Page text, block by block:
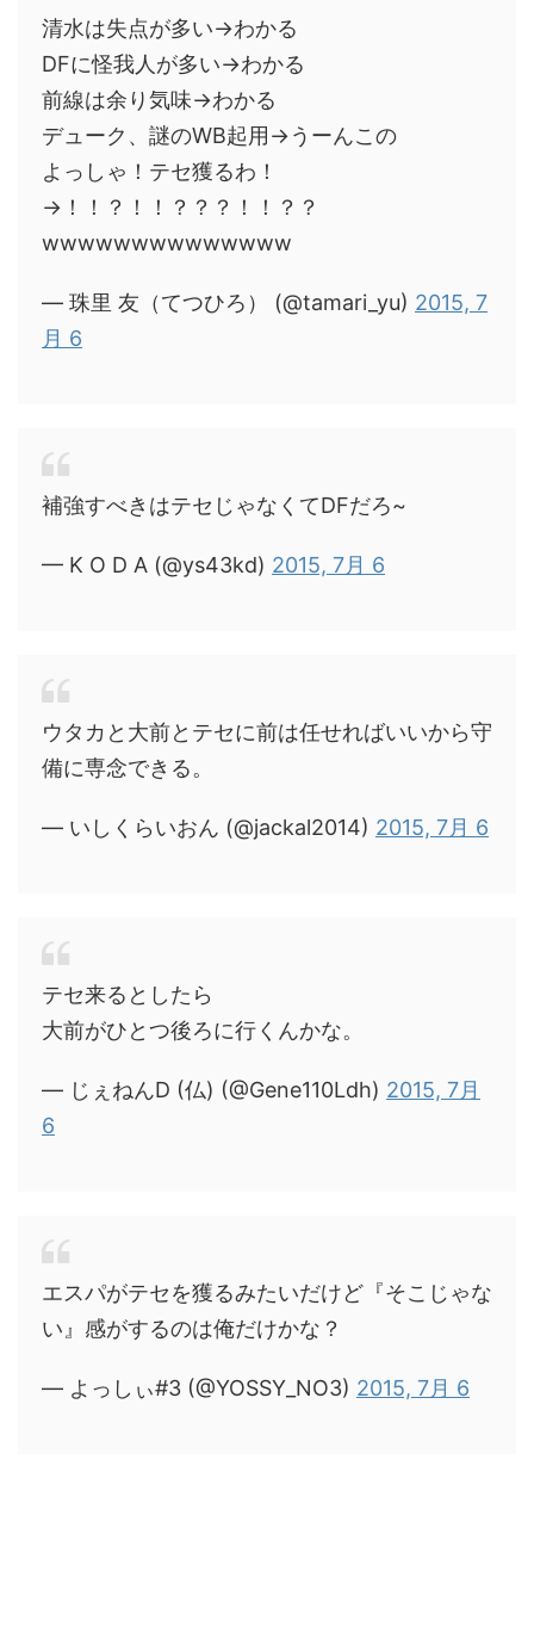
清水は失点が多い→わかる
DFに怪我人が多い→わかる
前線は余り気味→わかる
デューク、謎のWB起用→うーんこの
よっしゃ！テセ獲るわ！
→！！？！！？？？！！？？
wwwwwwwwwwwwww
— 珠里 友（てつひろ） (@tamari_yu) 2015, 7
月 6
補強すべきはテセじゃなくてDFだろ~
— K O D A (@ys43kd) 2015, 7月 6
ウタカと大前とテセに前は任せればいいから守
備に専念できる。
— いしくらいおん (@jackal2014) 2015, 7月 6
テセ来るとしたら
大前がひとつ後ろに行くんかな。
— じぇねんD (仏) (@Gene110Ldh) 2015, 7月
6
エスパがテセを獲るみたいだけど『そこじゃな
い』感がするのは俺だけかな？
— よっしぃ#3 (@YOSSY_NO3) 2015, 7月 6